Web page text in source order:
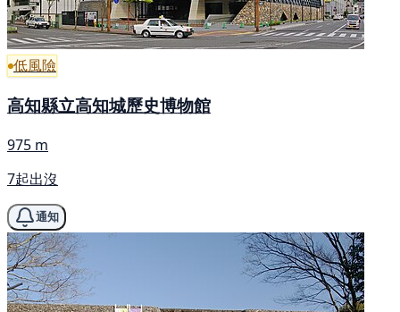
低風險
高知縣立高知城歷史博物館
975 m
7起出沒
通知